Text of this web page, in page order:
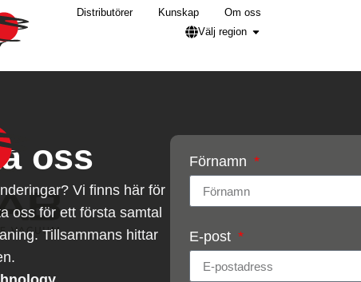
Distributörer Kunskap
Om oss
Välj region
oss
Vi finns här för
oss för ett första samtal
Tillsammans hittar
Förnamn
E-post